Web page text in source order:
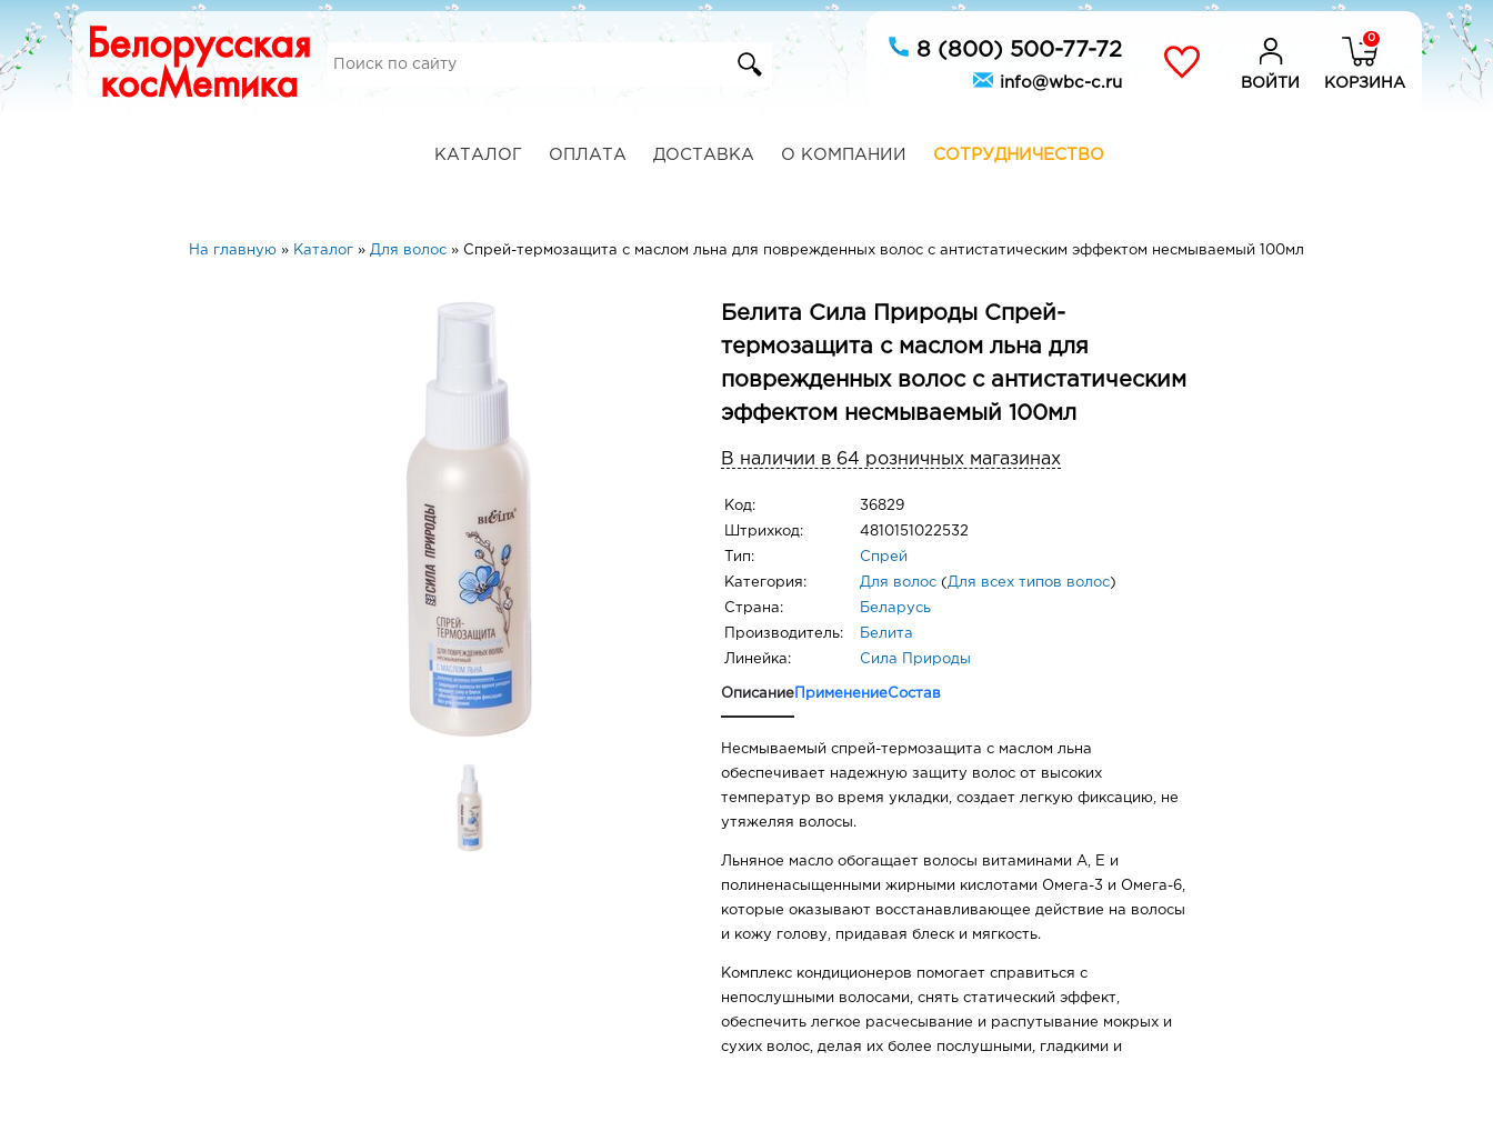
8 (800) 500-77-72
info@wbc-c.ru ВОЙТИ
0
КОРЗИНА
КАТАЛОГ ОПЛАТА ДОСТАВКА О КОМПАНИИ СОТРУДНИЧЕСТВО
На главную » Каталог » Для волос » Cпрей-термозащита с маслом льна для поврежденных волос с антистатическим эффектом несмываемый 100мл
Белита Сила Природы Cпрей-
термозащита с маслом льна для
поврежденных волос с антистатическим
эффектом несмываемый 100мл
В наличии в 64 розничных магазинах
Код: 36829
Штрихкод: 4810151022532
Тип: Спрей
Категория: Для волос ( Для всех типов волос)
Страна: Беларусь
Производитель: Белита
Линейка: Сила Природы
Описание ПрименениеСостав
Несмываемый спрей-термозащита с маслом льна
обеспечивает надежную защиту волос от высоких
температур во время укладки, создает легкую фиксацию, не
утяжеляя волосы.
Льняное масло обогащает волосы витаминами A, E и
полиненасыщенными жирными кислотами Омега-3 и Омега-6,
которые оказывают восстанавливающее действие на волосы
и кожу голову, придавая блеск и мягкость.
Комплекс кондиционеров помогает справиться с
непослушными волосами, снять статический эффект,
обеспечить легкое расчесывание и распутывание мокрых и
сухих волос, делая их более послушными, гладкими и